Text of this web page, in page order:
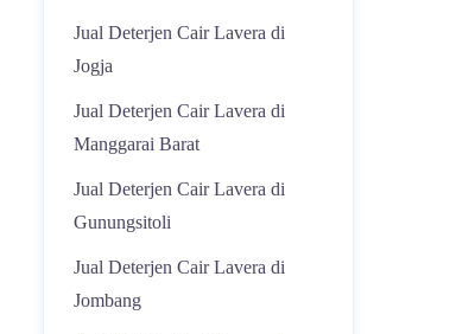
Jual Deterjen Cair Lavera di
Jogja
Jual Deterjen Cair Lavera di
Manggarai Barat
Jual Deterjen Cair Lavera di
Gunungsitoli
Jual Deterjen Cair Lavera di
Jombang